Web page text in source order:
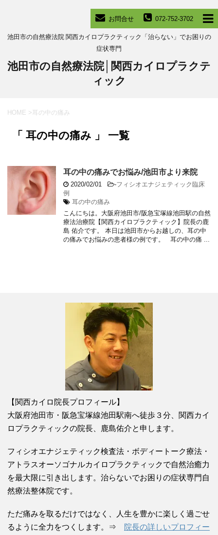
072-752-3702
お問合せ
池田市の自然療法院 関西カイロプラクティック「治らない」でお困りの
症状専門
池田市の自然療法院│関西カイロプラクテ
ィック
HOME >耳の中の痛み
「 耳の中の痛み 」 一覧
耳の中の痛みでお悩み/池田市より来院
2020/02/01 -フィシオエナジェティック臨床
例
耳の中の痛み
こんにちは。大阪府池田市/阪急宝塚線池田駅の自然
療法治療院【関西カイロプラクティック】院長の鹿
島 佑介です。 本日は池田市からお越しの、耳の中
の痛みでお悩みの患者様の例です。 耳の中の痛 ...
【関西カイロ院長プロフィール】
大阪府池田市・阪急宝塚線池田駅南へ徒歩３分、関西カイ
ロプラクティックの院長、鹿島佑介と申します。
フィシオエナジェティック検査法・ボディートーク療法・
アトラスオーソゴナルカイロプラクティックで自然治癒力
を最大限に引き出します。治らないでお困りの症状専門自
然療法整体院です。
ただ痛みを取るだけではなく、人生を豊かに楽しく過ごせ
るように全力をつくします。⇒
院長の詳しいプロフィー